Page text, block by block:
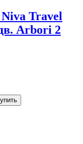
Travel
Arbori 2